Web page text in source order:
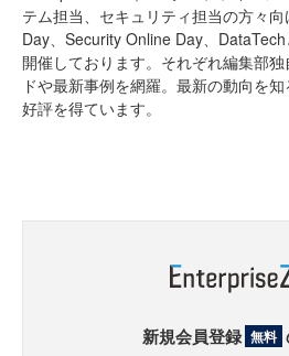
テム担当、セキュリティ担当の方々
Day、Security Online Day、
開催しております。それぞれ編集部
ドや最新事例を網羅。最新の動向を知
好評を得ています。
新規会員登録 無料